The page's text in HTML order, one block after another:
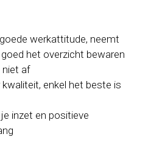
werkattitude, neemt
het overzicht bewaren
niet af
enkel het beste is
inzet en positieve